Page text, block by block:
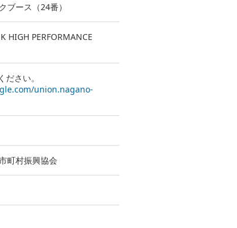
ブース（24番）
HIGH PERFORMANCE
さい。
union.nagano-
町村振興協会